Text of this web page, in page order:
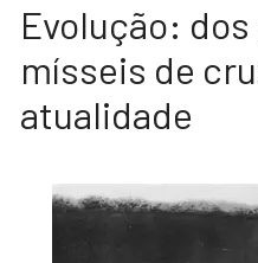
Evolução:
mísseis de
atualidade